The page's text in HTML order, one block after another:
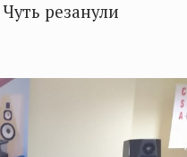
резанули